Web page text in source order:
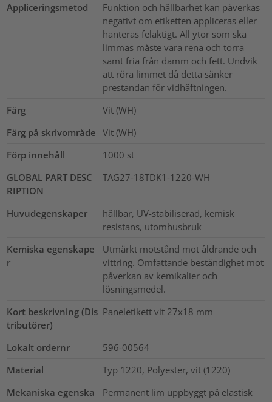
Appliceringsmetod
Funktion och hållbarhet kan påverkas
negativt om etiketten appliceras eller
hanteras felaktigt. All ytor som ska
limmas måste vara rena och torra
samt fria från damm och fett. Undvik
att röra limmet då detta sänker
prestandan för vidhäftningen.
Färg
Vit (WH)
Färg på skrivområde Vit (WH)
Förp innehåll
1000 st
GLOBAL PART DESC
RIPTION
TAG27-18TDK1-1220-WH
Huvudegenskaper
hållbar, UV-stabiliserad, kemisk
resistans, utomhusbruk
Kemiska egenskape
r
Utmärkt motstånd mot åldrande och
vittring. Omfattande beständighet mot
påverkan av kemikalier och
lösningsmedel.
Kort beskrivning (Dis
tributörer)
Paneletikett vit 27x18 mm
Lokalt ordernr
596-00564
Material
Typ 1220, Polyester, vit (1220)
Mekaniska egenska
Permanent lim uppbyggt på elastisk